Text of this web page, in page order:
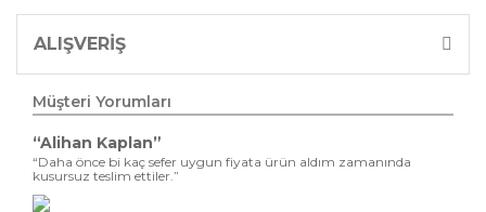
ALIŞVERİŞ
Müşteri Yorumları
“Alihan Kaplan”
“Daha önce bi kaç sefer uygun fiyata ürün aldım zamanında
kusursuz teslim ettiler.”